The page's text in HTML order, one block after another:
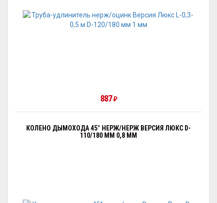
887 ₽
КОЛЕНО ДЫМОХОДА 45° НЕРЖ/НЕРЖ ВЕРСИЯ ЛЮКС D-
110/180 ММ 0,8 ММ